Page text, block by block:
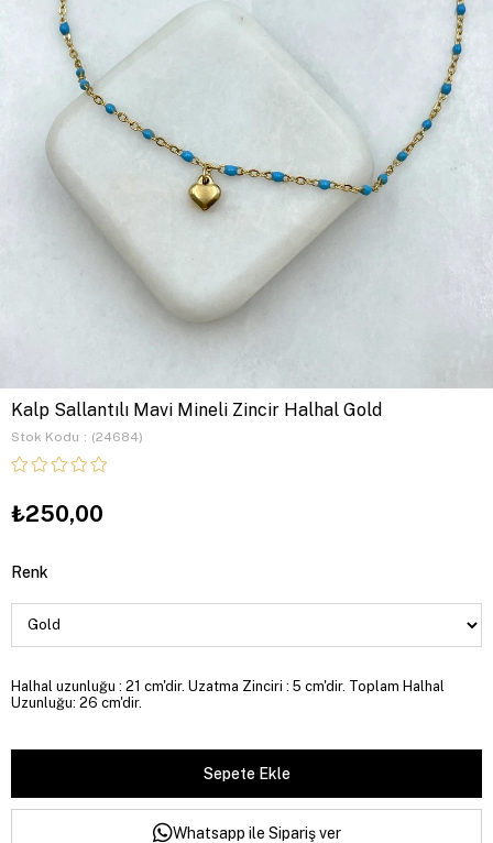
Kalp Sallantılı Mavi Mineli Zincir Halhal Gold
Stok Kodu (24684)
₺250,00
Renk
Halhal uzunluğu : 21 cm'dir. Uzatma Zinciri : 5 cm'dir. Toplam Halhal
Uzunluğu: 26 cm'dir.
Whatsapp ile Sipariş ver